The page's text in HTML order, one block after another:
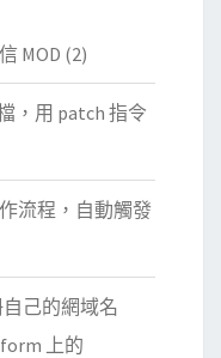
MOD (2)
，用 patch 指令
流程，自動觸發
自己的網域名
上的